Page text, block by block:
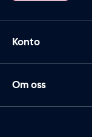
Konto
Om oss